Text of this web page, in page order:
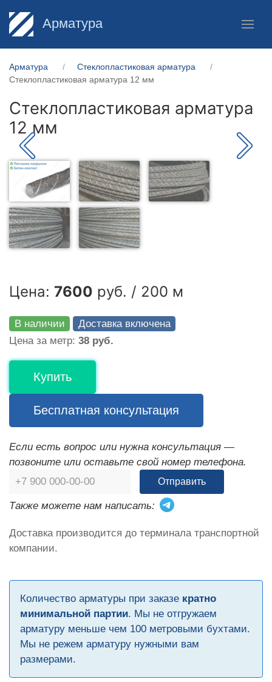
Арматура
Арматура
Стеклопластиковая арматура
Стеклопластиковая арматура 12 мм
Стеклопластиковая арматура
12 мм
Цена: 7600 руб. / 200 м
В наличии
Доставка включена
Цена за метр: 38 руб.
Купить
Бесплатная консультация
Если есть вопрос или нужна консультация —
позвоните или оставьте свой номер телефона.
Отправить
Также можете нам написать:
Доставка производится до терминала транспортной
компании.
Количество арматуры при заказе кратно
минимальной партии. Мы не отгружаем
арматуру меньше чем 100 метровыми бухтами.
Мы не режем арматуру нужными вам
размерами.